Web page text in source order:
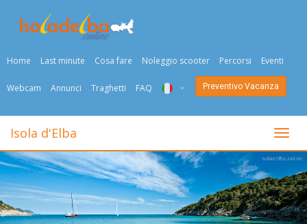
Home Last minute Cosa fare Noleggio scooter Percorsi Eventi
Webcam Annunci Traghetti FAQ
ENG
DEU
NED
Preventivo Vacanza
Togli
Isola d'Elba